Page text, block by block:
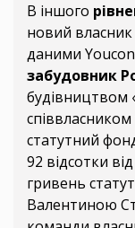
В іншого
новий власник
даними
забудовник
будівництвом
статутний
92 відсотки
гривень
Валентиною